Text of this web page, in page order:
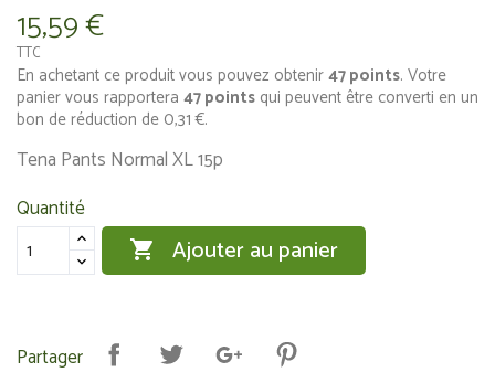
15,59 €
TTC
En achetant ce produit vous pouvez obtenir47points. Votre
panier vous rapportera 47points qui peuvent être converti en un
bon de réduction de 0,31 €.
Tena Pants Normal XL 15p
Quantité
 Ajouter au panier
Partager